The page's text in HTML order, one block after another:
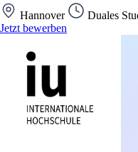
Hannover Duales
Jetzt bewerben